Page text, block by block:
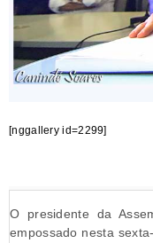
[nggallery id=2299]
O presidente da
empossado nesta